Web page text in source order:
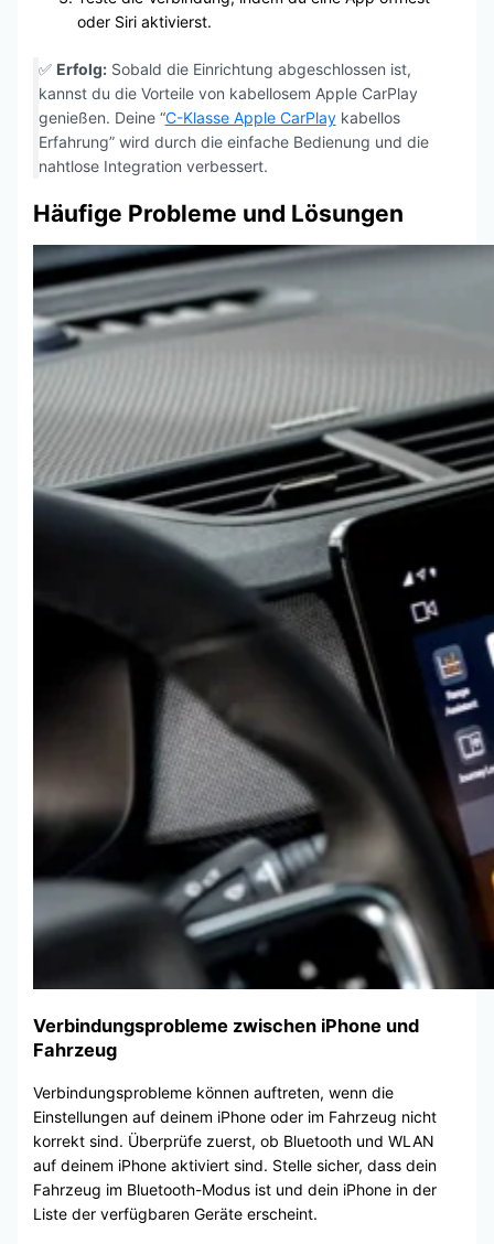
oder Siri aktivierst.
✅ Erfolg:Sobald die Einrichtung abgeschlossen ist,
kannst du die Vorteile von kabellosem Apple CarPlay
genießen. Deine “C-Klasse Apple CarPlaykabellos
Erfahrung” wird durch die einfache Bedienung und die
nahtlose Integration verbessert.
Häufige Probleme und Lösungen
Verbindungsprobleme zwischen iPhone und
Fahrzeug
Verbindungsprobleme können auftreten, wenn die
Einstellungen auf deinem iPhone oder im Fahrzeug nicht
korrekt sind. Überprüfe zuerst, ob Bluetooth und WLAN
auf deinem iPhone aktiviert sind. Stelle sicher, dass dein
Fahrzeug im Bluetooth-Modus ist und dein iPhone in der
Liste der verfügbaren Geräte erscheint.